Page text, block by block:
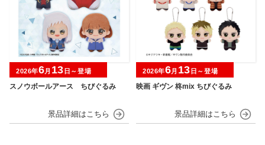
スノウボールアース ちびぐるみ
2026年6月 13 日～登場
映画 ギヴン 柊mix ちびぐるみ
2026年6月 13 日～登場